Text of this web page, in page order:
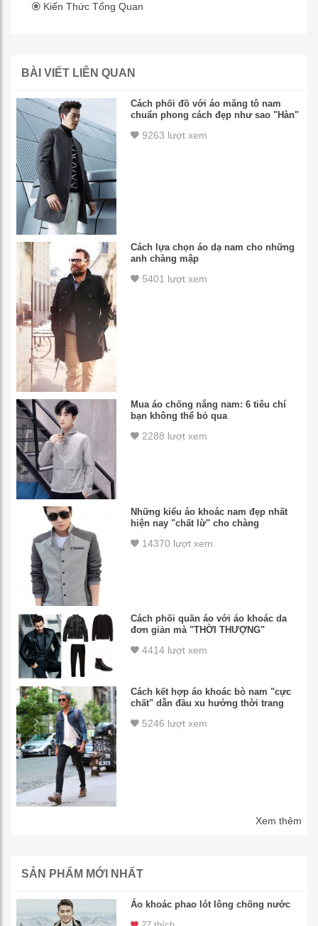
Kiến Thức Tổng Quan
BÀI VIẾT LIÊN QUAN
Cách phối đồ với áo măng tô nam
chuẩn phong cách đẹp như sao "Hàn"
9263 lượt xem
Cách lựa chọn áo dạ nam cho những
anh chàng mập
5401 lượt xem
Mua áo chống nắng nam: 6 tiêu chí
bạn không thể bỏ qua
2288 lượt xem
Những kiểu áo khoác nam đẹp nhất
hiện nay "chất lừ" cho chàng
14370 lượt xem
Cách phối quần áo với áo khoác da
đơn giản mà "THỜI THƯỢNG"
4414 lượt xem
Cách kết hợp áo khoác bò nam "cực
chất" dẫn đầu xu hướng thời trang
5246 lượt xem
Xem thêm
SẢN PHẨM MỚI NHẤT
Áo khoác phao lót lông chống nước